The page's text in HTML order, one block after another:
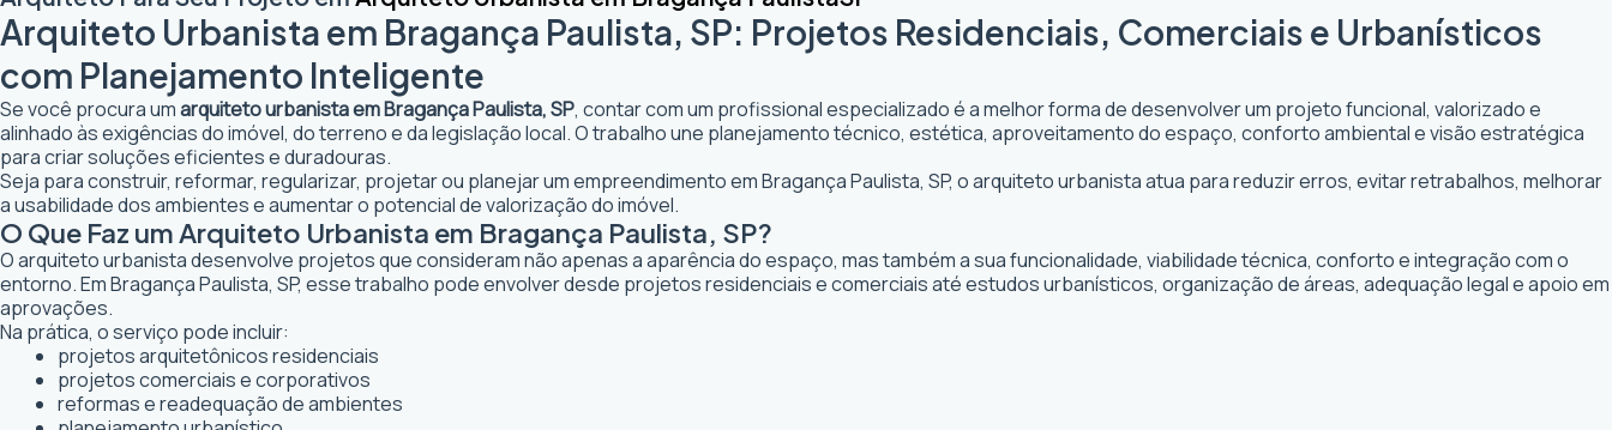
Arquiteto Urbanista em Bragança Paulista, SP: Projetos Residenciais, Comerciais e Urbanísticos
com Planejamento Inteligente
Se você procura umarquiteto urbanista em Bragança Paulista, SP, contar com um profissional especializado é a melhor forma de desenvolver um projeto funcional, valorizado e
alinhado às exigências do imóvel, do terreno e da legislação local. O trabalho une planejamento técnico, estética, aproveitamento do espaço, conforto ambiental e visão estratégica
para criar soluções eficientes e duradouras.
Seja para construir, reformar, regularizar, projetar ou planejar um empreendimento em Bragança Paulista, SP, o arquiteto urbanista atua para reduzir erros, evitar retrabalhos, melhorar
a usabilidade dos ambientes e aumentar o potencial de valorização do imóvel.
O Que Faz um Arquiteto Urbanista em Bragança Paulista, SP?
O arquiteto urbanista desenvolve projetos que consideram não apenas a aparência do espaço, mas também a sua funcionalidade, viabilidade técnica, conforto e integração com o
entorno. Em Bragança Paulista, SP, esse trabalho pode envolver desde projetos residenciais e comerciais até estudos urbanísticos, organização de áreas, adequação legal e apoio em
aprovações.
Na prática, o serviço pode incluir:
projetos arquitetônicos residenciais
projetos comerciais e corporativos
reformas e readequação de ambientes